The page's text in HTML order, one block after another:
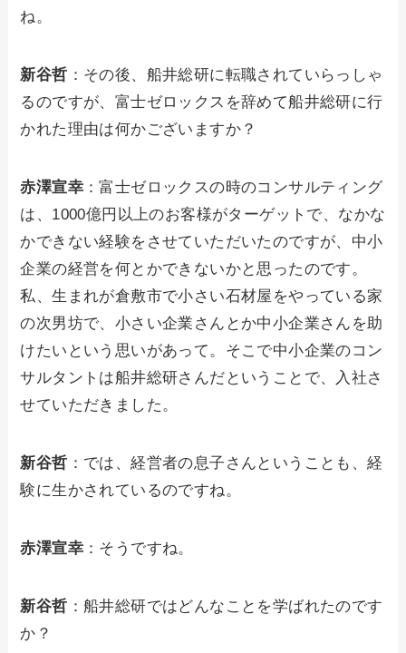
ね。
新谷哲 ：その後、船井総研に転職されていらっしゃ
るのですが、富士ゼロックスを辞めて船井総研に行
かれた理由は何かございますか？
赤澤宣幸 ：富士ゼロックスの時のコンサルティング
は、1000億円以上のお客様がターゲットで、なかな
かできない経験をさせていただいたのですが、中小
企業の経営を何とかできないかと思ったのです。
私、生まれが倉敷市で小さい石材屋をやっている家
の次男坊で、小さい企業さんとか中小企業さんを助
けたいという思いがあって。そこで中小企業のコン
サルタントは船井総研さんだということで、入社さ
せていただきました。
新谷哲 ：では、経営者の息子さんということも、経
験に生かされているのですね。
赤澤宣幸 ：そうですね。
新谷哲 ：船井総研ではどんなことを学ばれたのです
か？